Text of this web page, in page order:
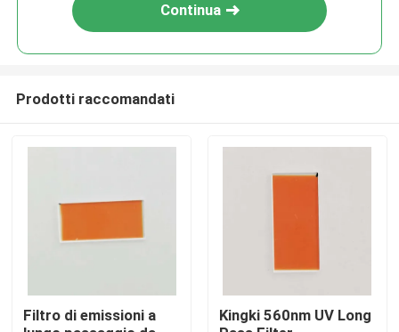
Continua
Prodotti raccomandati
Filtro di emissioni a
Kingki 560nm UV Long